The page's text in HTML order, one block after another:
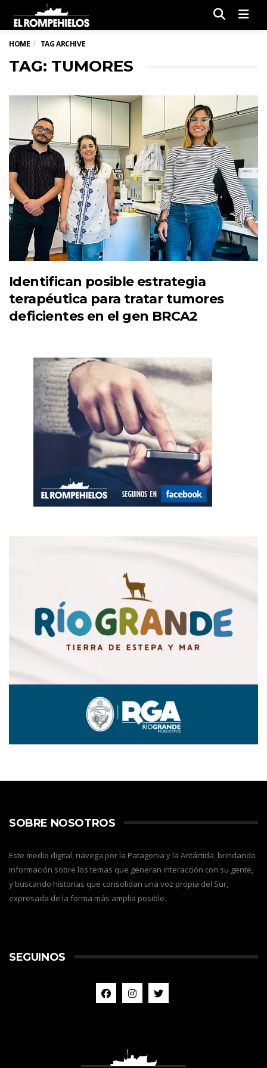
HOME TAG ARCHIVE
TAG: TUMORES
Identifican posible estrategia
terapéutica para tratar tumores
deficientes en el gen BRCA2
SOBRE NOSOTROS
Este medio digital, navega por la Patagonia y la Antártida, brindando
información sobre los temas que generan interacción con su gente,
y buscando historias que consolidan una voz propia del Sur,
expresada de la forma más amplia posible.
SEGUINOS